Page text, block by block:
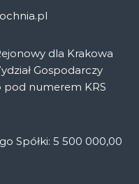
dla Krakowa
Gospodarczy
pod numerem KRS
Spółki: 5 500 000,00